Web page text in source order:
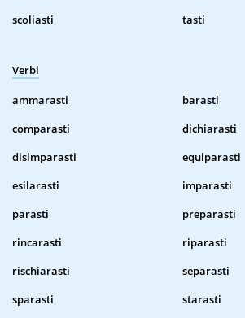
scoliasti
tasti
Verbi
ammarasti
barasti
comparasti
dichiarasti
disimparasti
equiparasti
esilarasti
imparasti
parasti
preparasti
rincarasti
riparasti
rischiarasti
separasti
sparasti
starasti